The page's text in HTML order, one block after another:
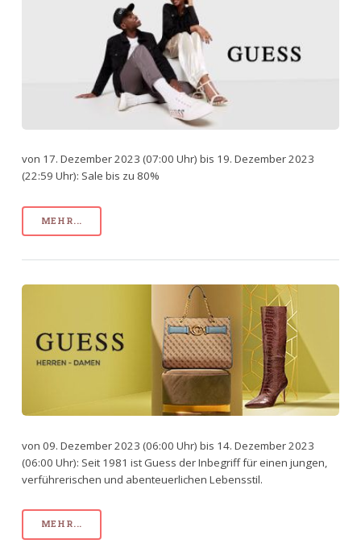
von 17. Dezember 2023 (07:00 Uhr) bis 19. Dezember 2023
(22:59 Uhr): Sale bis zu 80%
MEHR...
von 09. Dezember 2023 (06:00 Uhr) bis 14. Dezember 2023
(06:00 Uhr): Seit 1981 ist Guess der Inbegriff für einen jungen,
verführerischen und abenteuerlichen Lebensstil.
MEHR...